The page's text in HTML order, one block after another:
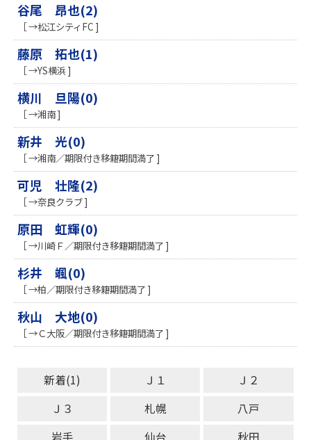
谷尾 昂也(2)
［ →松江シティFC ]
藤原 拓也(1)
［ →YS横浜 ]
横川 旦陽(0)
［ →湘南 ]
新井 光(0)
［ →湘南／期限付き移籍期間満了 ]
可児 壮隆(2)
［ →奈良クラブ ]
原田 虹輝(0)
［ →川崎Ｆ／期限付き移籍期間満了 ]
杉井 颯(0)
［ →柏／期限付き移籍期間満了 ]
秋山 大地(0)
［ →Ｃ大阪／期限付き移籍期間満了 ]
新着(1) Ｊ１
Ｊ２
Ｊ３
札幌
八戸